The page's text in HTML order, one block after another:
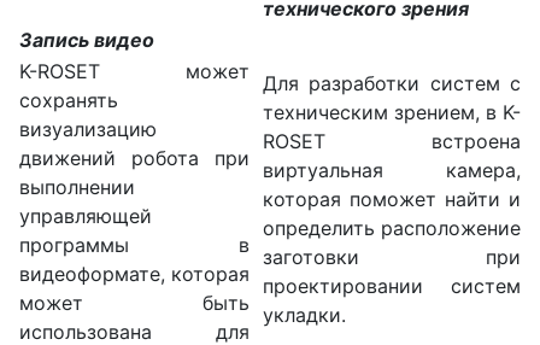
технического зрения
Запись видео
Для разработки систем с
техническим зрением, в K-
ROSET встроена
виртуальная камера,
которая поможет найти и
определить расположение
заготовки при
проектировании систем
укладки.
K-ROSET может
сохранять
визуализацию
движений робота при
выполнении
управляющей
программы в
видеоформате, которая
может быть
использована для